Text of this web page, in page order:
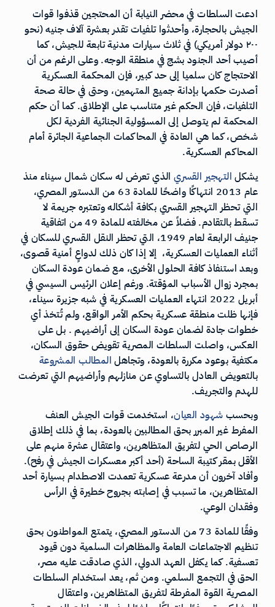
ادعت السلطات في محضر النيابة أن المحتجين قذفوا قوات
الجيش بالحجارة، وأحدثوا تلفيات تقدر بعشرة آلاف جنيه (نحو
٢٠٠ دولار أمريكي) في ثلاث سيارات مدنية تابعة للجيش، كما
أصيب أحد الجنود بشج في منطقة الوجه. وعلى الرغم من أن
الاحتجاج كان سلميا إلى حد كبير، فإن المحكمة العسكرية
أصدرت حكمها بإدانة جميع المتهمين، وحتى في حالة صحة
التلفيات، فإن الحكم غير متناسب على الإطلاق. كما أن حكم
المحكمة لم يتوصل إلى المسؤولية الجنائية الفردية لكل
شخص، كما هي العادة في المحاكمات الجماعية الجائرة أمام
المحاكم العسكرية.
يشكل التهجير القسريالذي تعرض له سكان شمال سيناء منذ
عام 2013 انتهاكًا واضحًا للمادة 63 من الدستور المصري،
التي تحظر التهجير القسري بكافة أشكاله وتعتبره جريمة لا
تسقط بالتقادم. فضلاً عن مخالفته للمادة 49 من اتفاقية
جنيف الرابعة لعام 1949، التي تحظر النقل القسري للسكان في
أثناء العمليات العسكرية، إلا إذا كان ذلك لدواعٍ أمنية قصوى،
وبعد استنفاذ كافة الحلول الأخرى، مع ضمان عودة السكان
بمجرد زوال الأسباب المؤقتة. ورغم إعلان الرئيس السيسي في
أبريل 2022 انتهاء العمليات العسكرية في شبه جزيرة سيناء،
فإنها ظلت منطقة عسكرية بحكم الأمر الواقع، ولم تُتخذ أي
خطوات جادة لضمان عودة السكان إلى أراضيهم . بل على
العكس، واصلت السلطات المصرية تقويض حقوق السكان،
مكتفية بوعود مكررة بالعودة، وتجاهل المطالب المشروعة
بالتعويض العادل بالتساوي عن منازلهم وأراضيهم التي تعرضت
للهدم والتجريف.
وبحسب شهود العيان، استخدمت قوات الجيش العنف
المفرط غير المبرر بحق المطالبين بالعودة، بما في ذلك إطلاق
الرصاص الحي لتفريق المتظاهرين، واعتقال عشرة منهم على
الأقل بمقر كتيبة الساحة (أحد أكبر معسكرات الجيش في رفح).
وأفاد آخرون أن مدرعة عسكرية تعمدت الاصطدام بسيارة أحد
المتظاهرين، ما تسبب في إصابته بجروح خطيرة في الرأس
وفقدان الوعي.
وفقًا للمادة 73 من الدستور المصري، يتمتع المواطنون بحق
تنظيم الاجتماعات العامة والمظاهرات السلمية دون قيود
تعسفية. كما يكفل العهد الدولي، الذي صادقت عليه مصر،
الحق في التجمع السلمي. ومن ثم، يعد استخدام السلطات
المصرية القوة المفرطة لتفريق المتظاهرين، واعتقال